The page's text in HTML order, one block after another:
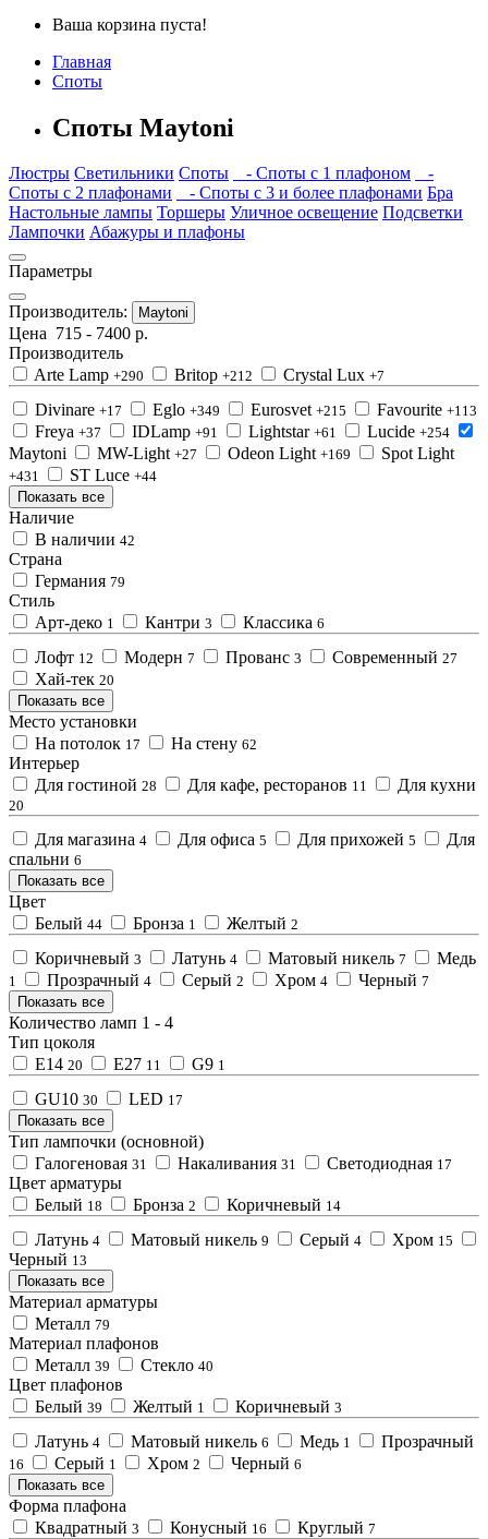
Ваша корзина пуста!
Главная
Споты
Споты Maytoni
Люстры Светильники Споты - Споты с 1 плафоном
-
Споты с 2 плафонами
- Споты с 3 и более плафонами Бра
Настольные лампы Торшеры Уличное освещение Подсветки
Лампочки Абажуры и плафоны
Параметры
Производитель: Maytoni
Цена 715 - 7400 р.
Производитель
Arte Lamp +290 Britop +212 Crystal Lux +7
Divinare +17 Eglo +349 Eurosvet +215 Favourite +113
Freya +37 IDLamp +91 Lightstar +61 Lucide +254
Maytoni MW-Light +27 Odeon Light +169 Spot Light
+431 ST Luce +44
Показать все
Наличие
В наличии 42
Страна
Германия 79
Стиль
Арт-деко 1 Кантри 3 Классика 6
Лофт 12 Модерн 7 Прованс 3 Современный 27
Хай-тек 20
Показать все
Место установки
На потолок 17 На стену 62
Интерьер
Для гостиной 28 Для кафе, ресторанов 11 Для кухни
20
Для магазина 4 Для офиса 5 Для прихожей 5
Для
спальни 6
Показать все
Цвет
Белый 44 Бронза 1 Желтый 2
Коричневый 3 Латунь 4 Матовый никель 7 Медь
1 Прозрачный 4 Серый 2 Хром 4 Черный 7
Показать все
Количество ламп 1 - 4
Тип цоколя
E14 20 E27 11 G9 1
GU10 30 LED 17
Показать все
Тип лампочки (основной)
Галогеновая 31 Накаливания 31 Светодиодная 17
Цвет арматуры
Белый 18 Бронза 2 Коричневый 14
Латунь 4 Матовый никель 9 Серый 4 Хром 15
Черный 13
Показать все
Материал арматуры
Металл 79
Материал плафонов
Металл 39 Стекло 40
Цвет плафонов
Белый 39 Желтый 1 Коричневый 3
Латунь 4 Матовый никель 6 Медь 1 Прозрачный
16 Серый 1 Хром 2 Черный 6
Показать все
Форма плафона
Квадратный 3 Конусный 16 Круглый 7